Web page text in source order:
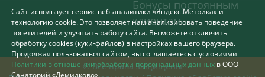
Бонусы постоянным
клиентам
© Все права защищены
Сайт использует сервис веб-аналитики «Яндекс.Метрика» и
технологию cookie. Это позволяет нам анализировать поведение
посетителей и улучшать работу сайта. Вы можете отключить
обработку cookies (куки-файлов) в настройках вашего браузера.
Продолжая пользоваться сайтом, вы соглашаетесь с условиями
Политики в отношении обработки персональных данных в ООО
Санаторий «Демидково»